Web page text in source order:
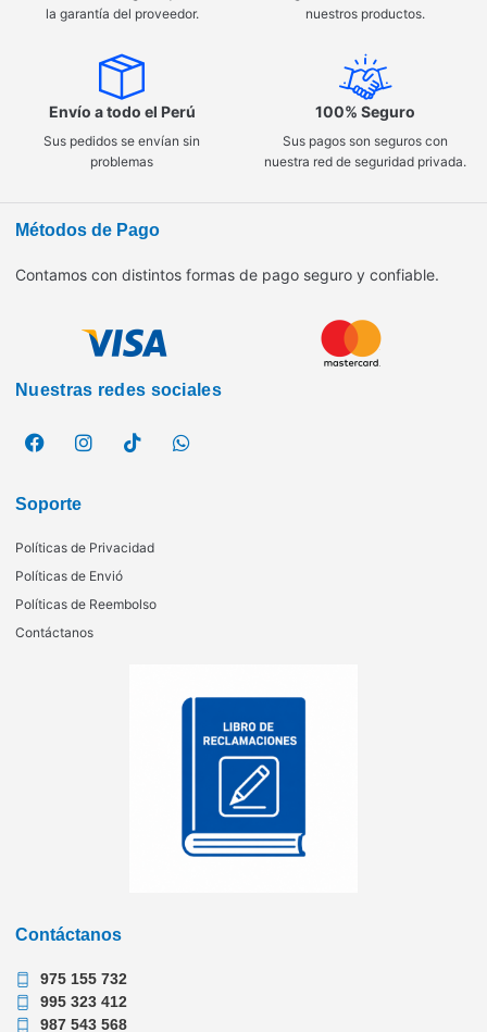
la garantía del proveedor.
nuestros productos.
Envío a todo el Perú
Sus pedidos se envían sin
problemas
100% Seguro
Sus pagos son seguros con
nuestra red de seguridad privada.
Métodos de Pago
Contamos con distintos formas de pago seguro y confiable.
Nuestras redes sociales
Soporte
Políticas de Privacidad
Políticas de Envió
Políticas de Reembolso
Contáctanos
Contáctanos
975 155 732
995 323 412
987 543 568